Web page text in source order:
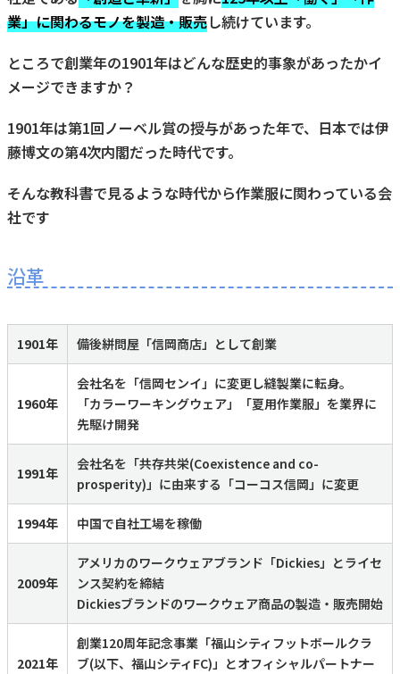
業」に関わるモノを製造・販売し続けています。
ところで創業年の1901年はどんな歴史的事象があったかイ
メージできますか？
1901年は第1回ノーベル賞の授与があった年で、日本では伊
藤博文の第4次内閣だった時代です。
そんな教科書で見るような時代から作業服に関わっている会
社です
沿革
1901年 備後絣問屋「信岡商店」として創業
1960年
会社名を「信岡センイ」に変更し縫製業に転身。
「カラーワーキングウェア」「夏用作業服」を業界に
先駆け開発
1991年
会社名を「共存共栄(Coexistence and co-
prosperity)」に由来する「コーコス信岡」に変更
1994年 中国で自社工場を稼働
2009年
アメリカのワークウェアブランド「Dickies」とライセ
ンス契約を締結
Dickiesブランドのワークウェア商品の製造・販売開始
2021年
創業120周年記念事業「福山シティフットボールクラ
ブ(以下、福山シティFC)」とオフィシャルパートナー